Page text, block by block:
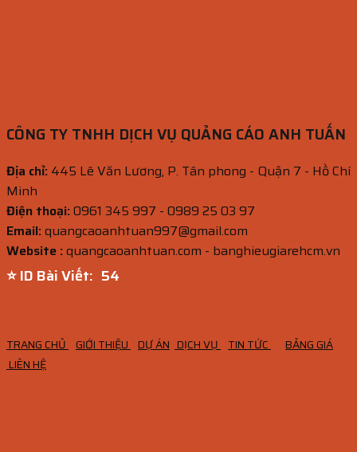
CÔNG TY TNHH DỊCH VỤ QUẢNG CÁO ANH TUẤN
Địa chỉ: 445 Lê Văn Lương, P. Tân phong - Quận 7 - Hồ Chí
Minh
Điện thoại:0961 345 997 - 0989 25 03 97
Email:quangcaoanhtuan997@gmail.com
Website :quangcaoanhtuan.com - banghieugiarehcm.vn
⭐ ID Bài Viết: 53
TRANG CHỦ GIỚI THIỆU DỰ ÁN DỊCH VỤ TIN TỨC
BẢNG GIÁ
LIÊN HỆ